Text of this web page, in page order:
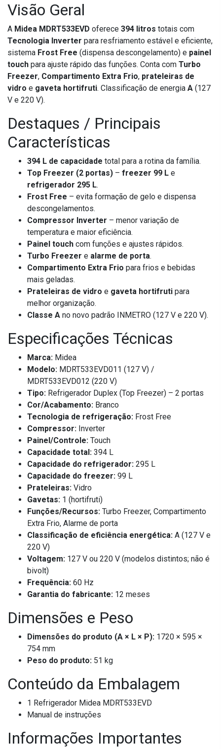
Visão Geral
A Midea MDRT533EVD oferece 394 litros totais com
Tecnologia Inverter para resfriamento estável e eficiente,
sistema Frost Free (dispensa descongelamento) e painel
touch para ajuste rápido das funções. Conta com Turbo
Freezer, Compartimento Extra Frio, prateleiras de
vidro e gaveta hortifruti. Classificação de energia A (127
V e 220 V).
Destaques / Principais
Características
394 L de capacidade total para a rotina da família.
Top Freezer (2 portas) – freezer 99 L e
refrigerador 295 L.
Frost Free – evita formação de gelo e dispensa
descongelamentos.
Compressor Inverter – menor variação de
temperatura e maior eficiência.
Painel touch com funções e ajustes rápidos.
Turbo Freezer e alarme de porta.
Compartimento Extra Frio para frios e bebidas
mais geladas.
Prateleiras de vidro e gaveta hortifruti para
melhor organização.
Classe A no novo padrão INMETRO (127 V e 220 V).
Especificações Técnicas
Marca: Midea
Modelo: MDRT533EVD011 (127 V) /
MDRT533EVD012 (220 V)
Tipo: Refrigerador Duplex (Top Freezer) – 2 portas
Cor/Acabamento: Branco
Tecnologia de refrigeração: Frost Free
Compressor: Inverter
Painel/Controle: Touch
Capacidade total: 394 L
Capacidade do refrigerador: 295 L
Capacidade do freezer: 99 L
Prateleiras: Vidro
Gavetas: 1 (hortifruti)
Funções/Recursos: Turbo Freezer, Compartimento
Extra Frio, Alarme de porta
Classificação de eficiência energética: A (127 V e
220 V)
Voltagem: 127 V ou 220 V (modelos distintos; não é
bivolt)
Frequência: 60 Hz
Garantia do fabricante: 12 meses
Dimensões e Peso
Dimensões do produto (A × L × P): 1720 × 595 ×
754 mm
Peso do produto: 51 kg
Conteúdo da Embalagem
1 Refrigerador Midea MDRT533EVD
Manual de instruções
Informações Importantes